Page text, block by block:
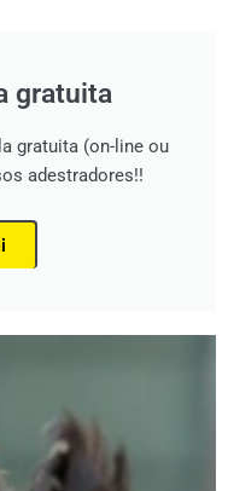
gratuita
gratuita (on-line ou
adestradores!!